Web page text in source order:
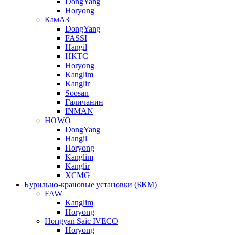
Horyong
КамАЗ
DongYang
FASSI
Hangil
HKTC
Horyong
Kanglim
Kanglir
Soosan
Галичанин
INMAN
HOWO
DongYang
Hangil
Horyong
Kanglim
Kanglir
XCMG
Бурильно-крановые установки (БКМ)
FAW
Kanglim
Horyong
Hongyan Saic IVECO
Horyong